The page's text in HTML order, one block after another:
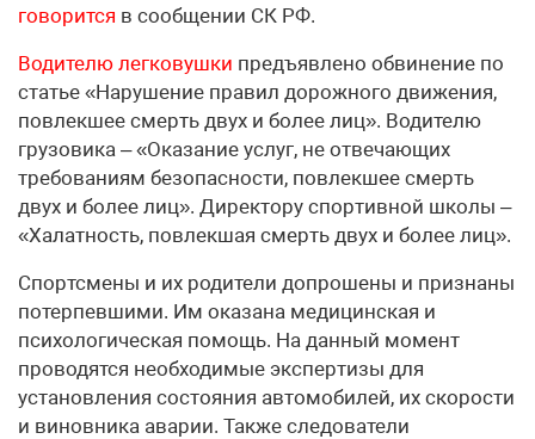
говорится в сообщении СК РФ.
Водителю легковушки предъявлено обвинение по
статье «Нарушение правил дорожного движения,
повлекшее смерть двух и более лиц». Водителю
грузовика – «Оказание услуг, не отвечающих
требованиям безопасности, повлекшее смерть
двух и более лиц». Директору спортивной школы –
«Халатность, повлекшая смерть двух и более лиц».
Спортсмены и их родители допрошены и признаны
потерпевшими. Им оказана медицинская и
психологическая помощь. На данный момент
проводятся необходимые экспертизы для
установления состояния автомобилей, их скорости
и виновника аварии. Также следователи